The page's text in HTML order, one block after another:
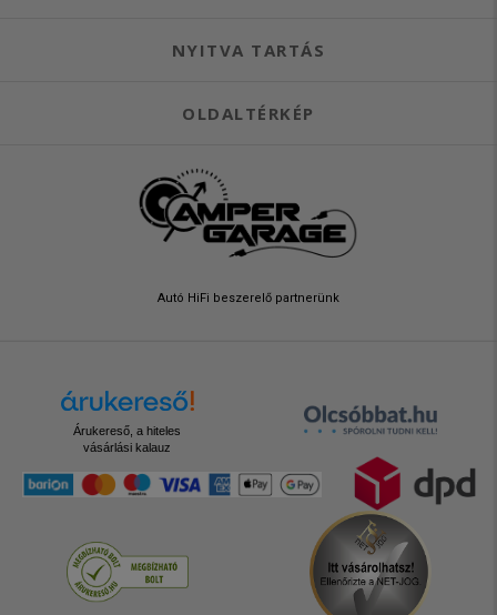
NYITVA TARTÁS
OLDALTÉRKÉP
Autó HiFi beszerelő partnerünk
Árukereső, a hiteles
vásárlási kalauz